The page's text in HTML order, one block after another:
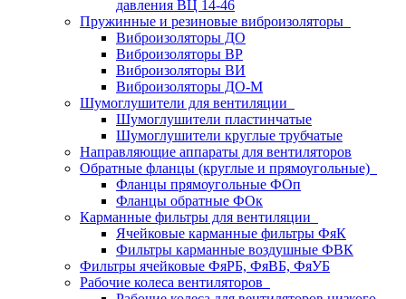
давления ВЦ 14-46
Пружинные и резиновые виброизоляторы
Виброизоляторы ДО
Виброизоляторы ВР
Виброизоляторы ВИ
Виброизоляторы ДО-М
Шумоглушители для вентиляции
Шумоглушители пластинчатые
Шумоглушители круглые трубчатые
Направляющие аппараты для вентиляторов
Обратные фланцы (круглые и прямоугольные)
Фланцы прямоугольные ФОп
Фланцы обратные ФОк
Карманные фильтры для вентиляции
Ячейковые карманные фильтры ФяК
Фильтры карманные воздушные ФВК
Фильтры ячейковые ФяРБ, ФяВБ, ФяУБ
Рабочие колеса вентиляторов